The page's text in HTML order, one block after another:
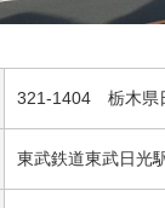
321-1404 栃木県
東武鉄道東武日光